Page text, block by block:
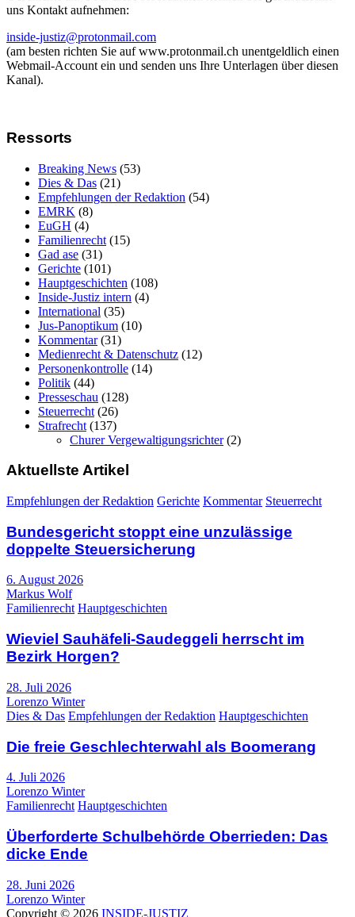
uns Kontakt aufnehmen:
inside-justiz@protonmail.com
(am besten richten Sie auf www.protonmail.ch unentgeldlich einen
Webmail-Account ein und senden uns Ihre Unterlagen über diesen
Kanal).
Ressorts
Breaking News (53)
Dies & Das (21)
Empfehlungen der Redaktion (54)
EMRK (8)
EuGH (4)
Familienrecht (15)
Gad ase (31)
Gerichte (101)
Hauptgeschichten (108)
Inside-Justiz intern (4)
International (35)
Jus-Panoptikum (10)
Kommentar(31)
Medienrecht & Datenschutz (12)
Personenkontrolle (14)
Politik (44)
Presseschau (128)
Steuerrecht (26)
Strafrecht (137)
Churer Vergewaltigungsrichter(2)
Aktuellste Artikel
Empfehlungen der Redaktion Gerichte Kommentar Steuerrecht
Bundesgericht stoppt eine unzulässige
doppelte Steuersicherung
6. August 2026
Markus Wolf
Familienrecht Hauptgeschichten
Wieviel Sauhäfeli-Saudeggeli herrscht im
Bezirk Horgen?
28. Juli 2026
Lorenzo Winter
Dies & Das Empfehlungen der Redaktion Hauptgeschichten
Die freie Geschlechterwahl als Boomerang
4. Juli 2026
Lorenzo Winter
Familienrecht Hauptgeschichten
Überforderte Schulbehörde Oberrieden: Das
dicke Ende
28. Juni 2026
Lorenzo Winter
Copyright © 2026 INSIDE-JUSTIZ